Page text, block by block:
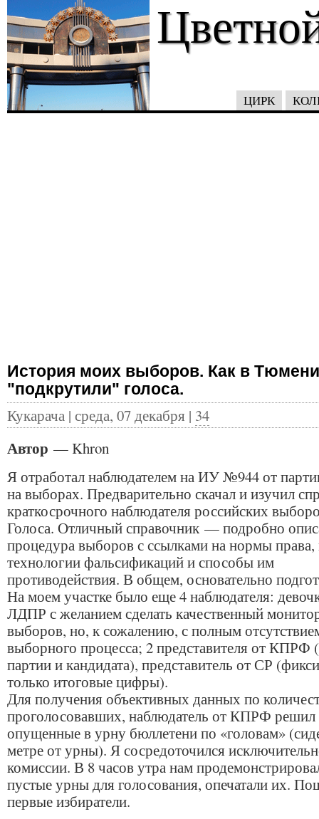
ЦИРК
История моих выборов. Как в Тюмени
"подкрутили" голоса.
Кукарача | среда, 07 декабря | 34
Автор — Khron
Я отработал наблюдателем на ИУ №944 от
на выборах. Предварительно скачал и изучил
краткосрочного наблюдателя российских
Голоса. Отличный справочник — подробно
процедура выборов с ссылками на нормы
технологии фальсификаций и способы им
противодействия. В общем, основательно
На моем участке было еще 4 наблюдателя:
ЛДПР с желанием сделать качественный
выборов, но, к сожалению, с полным
выборного процесса; 2 представителя от КПРФ
партии и кандидата), представитель от СР
только итоговые цифры).
Для получения объективных данных по
проголосовавших, наблюдатель от КПРФ решил
опущенные в урну бюллетени по «головам»
метре от урны). Я сосредоточился
комиссии. В 8 часов утра нам
пустые урны для голосования, опечатали их.
первые избиратели.